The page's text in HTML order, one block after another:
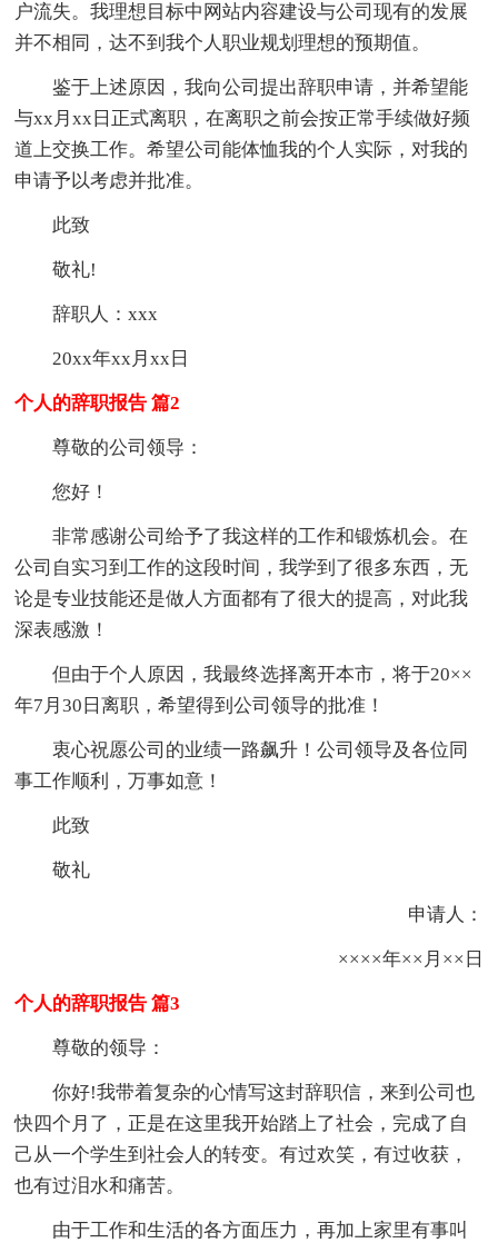
户流失。我理想目标中网站内容建设与公司现有的发展
并不相同，达不到我个人职业规划理想的预期值。
鉴于上述原因，我向公司提出辞职申请，并希望能
与xx月xx日正式离职，在离职之前会按正常手续做好频
道上交换工作。希望公司能体恤我的个人实际，对我的
申请予以考虑并批准。
此致
敬礼!
辞职人：xxx
20xx年xx月xx日
个人的辞职报告 篇2
尊敬的公司领导：
您好！
非常感谢公司给予了我这样的工作和锻炼机会。在
公司自实习到工作的这段时间，我学到了很多东西，无
论是专业技能还是做人方面都有了很大的提高，对此我
深表感激！
但由于个人原因，我最终选择离开本市，将于20××
年7月30日离职，希望得到公司领导的批准！
衷心祝愿公司的业绩一路飙升！公司领导及各位同
事工作顺利，万事如意！
此致
敬礼
申请人：
××××年××月××日
个人的辞职报告 篇3
尊敬的领导：
你好!我带着复杂的心情写这封辞职信，来到公司也
快四个月了，正是在这里我开始踏上了社会，完成了自
己从一个学生到社会人的转变。有过欢笑，有过收获，
也有过泪水和痛苦。
由于工作和生活的各方面压力，再加上家里有事叫